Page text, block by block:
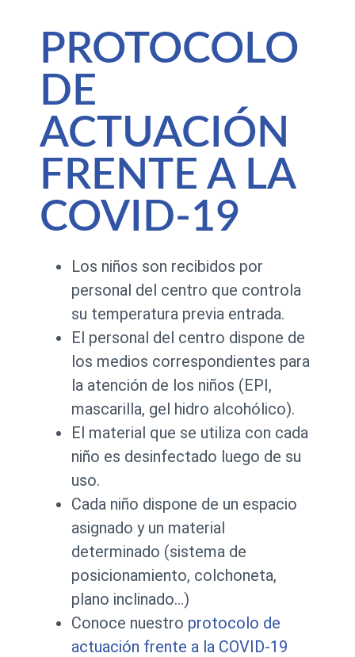
PROTOCOLO
DE
ACTUACIÓN
FRENTE A LA
COVID-19
Los niños son recibidos por
personal del centro que controla
su temperatura previa entrada.
El personal del centro dispone de
los medios correspondientes para
la atención de los niños (EPI,
mascarilla, gel hidro alcohólico).
El material que se utiliza con cada
niño es desinfectado luego de su
uso.
Cada niño dispone de un espacio
asignado y un material
determinado (sistema de
posicionamiento, colchoneta,
plano inclinado…)
Conoce nuestro protocolo de
actuación frente a la COVID-19